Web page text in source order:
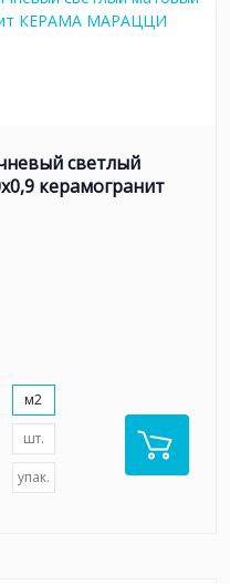
светлый
керамогранит
м2
шт.
упак.